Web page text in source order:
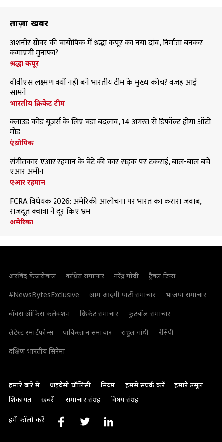
ताज़ा खबरें
अशनीर ग्रोवर की बायोपिक में श्रद्धा कपूर का नया दांव, निर्माता बनकर
कमाएंगी मुनाफा?
श्रद्धा कपूर
वीवीएस लक्ष्मण क्यों नहीं बने भारतीय टीम के मुख्य कोच? वजह आई
सामने
भारतीय क्रिकेट टीम
क्लाउड कोड यूजर्स के लिए बड़ा बदलाव, 14 अगस्त से डिफॉल्ट होगा ऑटो
मोड
एंथ्रोपिक
संगीतकार एआर रहमान के बेटे की कार सड़क पर टकराई, बाल-बाल बचे
एआर अमीन
एआर रहमान
FCRA विधेयक 2026: अमेरिकी आलोचना पर भारत का करारा जवाब,
राजदूत क्वात्रा ने दूर किए भ्रम
अमेरिका
अरविंद केजरीवाल कांग्रेस समाचार नरेंद्र मोदी
ट्रैवल टिप्स
#NewsBytesExclusive
आम आदमी पार्टी समाचार
भाजपा समाचार
बॉक्स ऑफिस कलेक्शन
क्रिकेट समाचार
फुटबॉल समाचार
लेटेस्ट स्मार्टफोन्स
पाकिस्तान समाचार राहुल गांधी
रेसिपी
दक्षिण भारतीय सिनेमा
हमारे बारे में प्राइवेसी पॉलिसी नियम हमसे संपर्क करें
हमारे उसूल
शिकायत
खबरें समाचार संग्रह विषय संग्रह
हमें फॉलो करें